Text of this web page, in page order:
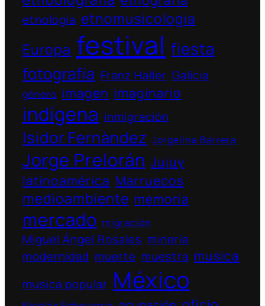
etnología etnomusicologia
Europa festival fiesta
fotografía Franz Haller Galicia
género imagen imaginario
indígena inmigración
Isidor Fernàndez Jorgelina Barrera
Jorge Prelorán Jujuy
latinoamérica Marruecos
medioambiente memoria
mercado migración
Miguel Ángel Rosales minería
modernidad muerte muestra musica
musica popular México